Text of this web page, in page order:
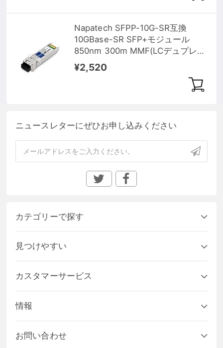
Napatech SFPP-10G-SR互換
10GBase-SR SFP+モジュール
850nm 300m MMF(LCデュプレッ
クス) DOM
¥2,520
ニュースレターにぜひお申し込みください
カテゴリーで探す
見つけやすい
カスタマーサービス
情報
お問い合わせ